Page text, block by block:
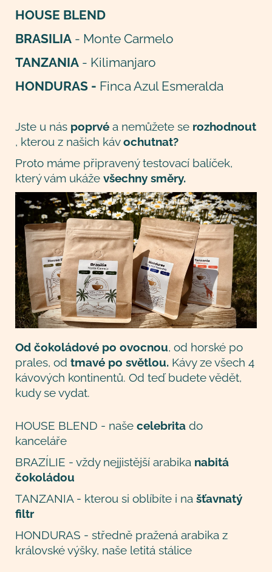
HOUSE BLEND
BRASILIA - Monte Carmelo
TANZANIA - Kilimanjaro
HONDURAS - Finca Azul Esmeralda
Jste u nás poprvé a nemůžete se rozhodnout
, kterou z našich kávochutnat?
Proto máme připravený testovací balíček,
který vám ukáže všechny směry.
Od čokoládové po ovocnou, od horské po
prales, od tmavé po světlou. Kávy ze všech 4
kávových kontinentů. Od teď budete vědět,
kudy se vydat.
HOUSE BLEND - naše celebrita do
kanceláře
BRAZÍLIE - vždy nejjistější arabika nabitá
čokoládou
TANZANIA - kterou si oblíbíte i na šťavnatý
filtr
HONDURAS - středně pražená arabika z
královské výšky, naše letitá stálice